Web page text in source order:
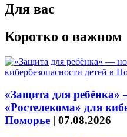
Для вас
Коротко о важном
«Защита для ребёнка»
«Ростелекома» для
Поморье | 07.08.2026